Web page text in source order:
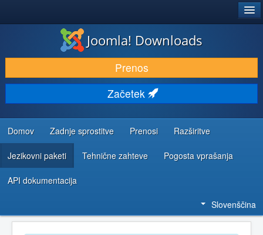
PRENESI IN RAZŠIRI
ODKRIJTE & IZVEJTE
SKUPNOST IN PODPORA
VIRI ZA RAZVIJALCE
Joomla! Downloads
Prenos
Začetek
Domov Zadnje sprostitve Prenosi Razširitve
Jezikovni paketi Tehnične zahteve Pogosta vprašanja
API dokumentacija
Slovenščina